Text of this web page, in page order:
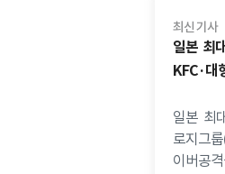
최신 기사
일본 최
KFC·대
일본 최
로지그
이버공